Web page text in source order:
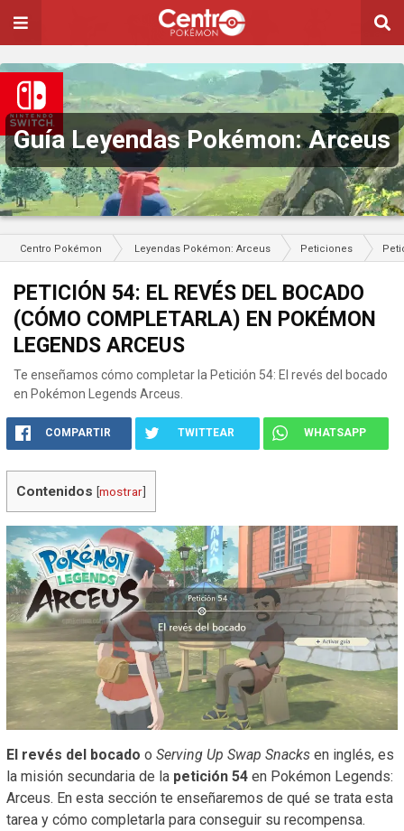
Guía Leyendas Pokémon: Arceus
Centro Pokémon Leyendas Pokémon: Arceus Peticiones
PETICIÓN 54: EL REVÉS DEL BOCADO
(CÓMO COMPLETARLA) EN POKÉMON
LEGENDS ARCEUS
Te enseñamos cómo completar la Petición 54: El revés del bocado
en Pokémon Legends Arceus.
COMPARTIR TWITTEAR WHATSAPP
Contenidos [mostrar]
El revés del bocado o Serving Up Swap Snacks en inglés, es
la misión secundaria de la petición 54 en Pokémon Legends:
Arceus. En esta sección te enseñaremos de qué se trata esta
tarea y cómo completarla para conseguir su recompensa.